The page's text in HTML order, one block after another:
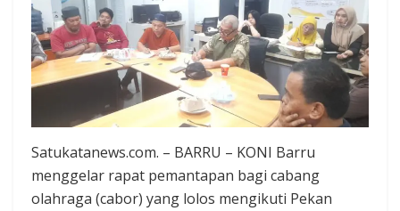
Satukatanews.com. – BARRU – KONI Barru
menggelar rapat pemantapan bagi cabang
olahraga (cabor) yang lolos mengikuti Pekan